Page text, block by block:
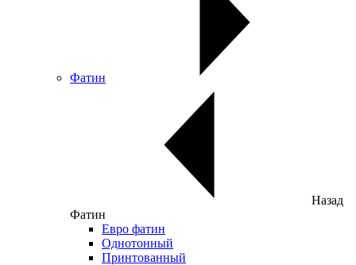
Фатин
Назад
Фатин
Евро фатин
Однотонный
Принтованный